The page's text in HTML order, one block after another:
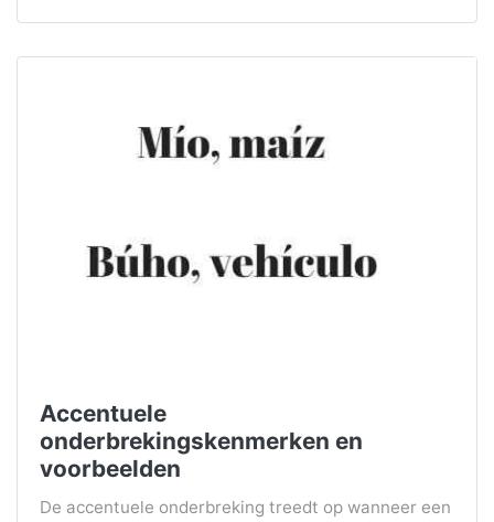
Accentuele
onderbrekingskenmerken en
voorbeelden
De accentuele onderbreking treedt op wanneer een